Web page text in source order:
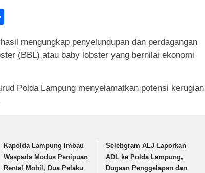
mengungkap penyelundupan dan perdagangan
(BBL) atau baby lobster yang bernilai ekonomi
Polda Lampung menyelamatkan potensi kerugian
Kapolda Lampung Imbau
Waspada Modus Penipuan
Rental Mobil, Dua Pelaku
Selebgram ALJ Laporkan
ADL ke Polda Lampung,
Dugaan Penggelapan dan